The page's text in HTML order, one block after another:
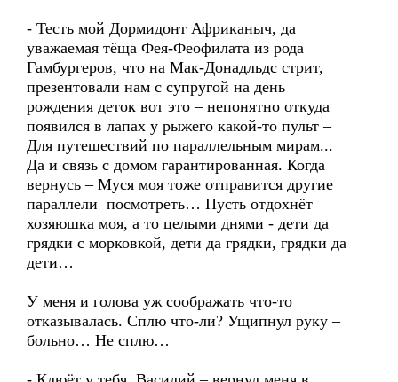
- Тесть мой Дормидонт Африканыч, да
уважаемая тёща Фея-Феофилата из рода
Гамбургеров, что на Мак-Донадльдс стрит,
презентовали нам с супругой на день
рождения деток вот это – непонятно откуда
появился в лапах у рыжего какой-то пульт –
Для путешествий по параллельным мирам...
Да и связь с домом гарантированная. Когда
вернусь – Муся моя тоже отправится другие
параллели посмотреть… Пусть отдохнёт
хозяюшка моя, а то целыми днями - дети да
грядки с морковкой, дети да грядки, грядки да
дети…
У меня и голова уж соображать что-то
отказывалась. Сплю что-ли? Ущипнул руку –
больно… Не сплю…